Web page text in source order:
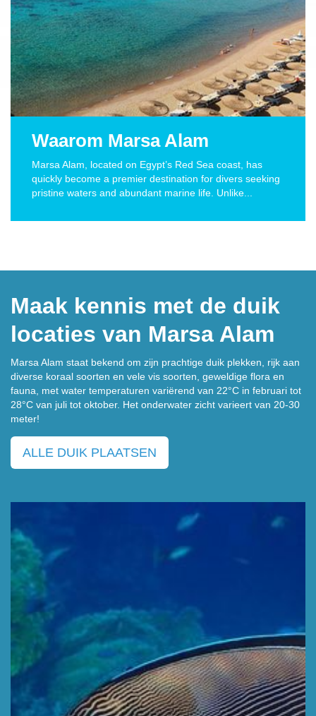
Waarom Marsa Alam
Marsa Alam, located on Egypt’s Red Sea coast, has
quickly become a premier destination for divers seeking
pristine waters and abundant marine life. Unlike...
Maak kennis met de duik
locaties van Marsa Alam
Marsa Alam staat bekend om zijn prachtige duik plekken, rijk aan
diverse koraal soorten en vele vis soorten, geweldige flora en
fauna, met water temperaturen variërend van 22°C in februari tot
28°C van juli tot oktober. Het onderwater zicht varieert van 20-30
meter!
ALLE DUIK PLAATSEN